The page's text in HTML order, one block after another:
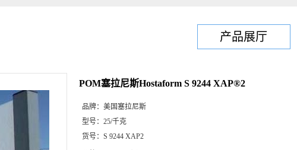
产品展厅
POM塞拉尼斯Hostaform S 9244 XAP®2
品牌： 美国塞拉尼斯
型号： 25/千克
货号： S 9244 XAP2